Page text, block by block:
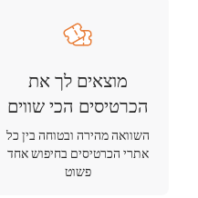
מוצאים לך את
הכרטיסים הכי שווים
השוואה מהירה ובטוחה בין כל
אתרי הכרטיסים בחיפוש אחד
פשוט